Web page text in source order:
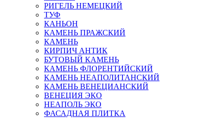
РИГЕЛЬ НЕМЕЦКИЙ
ТУФ
КАНЬОН
КАМЕНЬ ПРАЖСКИЙ
КАМЕНЬ
КИРПИЧ АНТИК
БУТОВЫЙ КАМЕНЬ
КАМЕНЬ ФЛОРЕНТИЙСКИЙ
КАМЕНЬ НЕАПОЛИТАНСКИЙ
КАМЕНЬ ВЕНЕЦИАНСКИЙ
ВЕНЕЦИЯ ЭКО
НЕАПОЛЬ ЭКО
ФАСАДНАЯ ПЛИТКА